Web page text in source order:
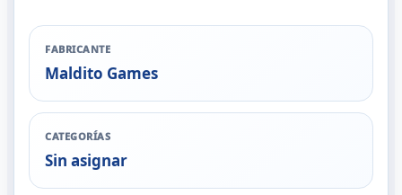
FABRICANTE
Maldito Games
CATEGORÍAS
Sin asignar